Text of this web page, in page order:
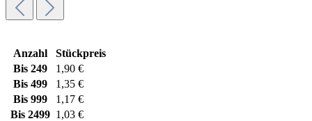
Anzahl
Stückpreis
Bis 249
1,90 €
Bis 499
1,35 €
Bis 999
1,17 €
Bis 2499 1,03 €